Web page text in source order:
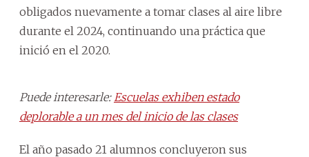
obligados nuevamente a tomar clases al aire libre
durante el 2024, continuando una práctica que
inició en el 2020.
Puede interesarle: Escuelas exhiben estado
deplorable a un mes del inicio de las clases
El año pasado 21 alumnos concluyeron sus